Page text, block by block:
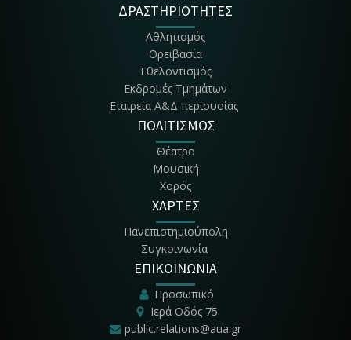
ΔΡΑΣΤΗΡΙΟΤΗΤΕΣ
Αθλητισμός
Ορειβασία
Εθελοντισμός
Εκδρομές Τμημάτων
Εταιρεία Α&Δ περιουσίας
ΠΟΛΙΤΙΣΜΟΣ
Θέατρο
Μουσική
Χορός
ΧΑΡΤΕΣ
Πανεπιστημιούπολη
Συγκοινωνία
ΕΠΙΚΟΙΝΩΝΙΑ
Προσωπικό
Ιερά Οδός 75
public.relations@aua.gr